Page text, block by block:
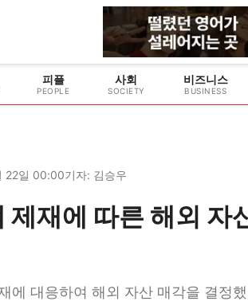
피플
PEOPLE
사회
SOCIETY
비즈니스
BUSINESS
22일 00:00기자: 김승우
재에 따른 해외 자
에 대응하여 해외 자산 매각을 결정